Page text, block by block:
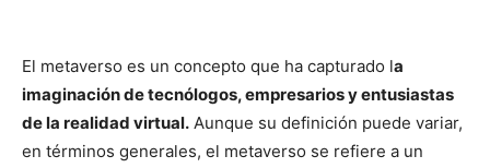
El metaverso es un concepto que ha capturado la
imaginación de tecnólogos, empresarios y entusiastas
de la realidad virtual. Aunque su definición puede variar,
en términos generales, el metaverso se refiere a un